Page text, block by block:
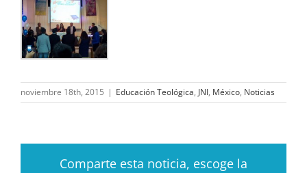
noviembre 18th, 2015 | Educación Teológica, JNI, México, Noticias
Comparte esta noticia, escoge la